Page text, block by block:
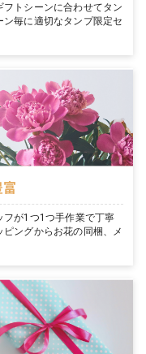
トシーンに合わせてタン
毎に適切なタンプ限定セ
フが1つ1つ手作業で丁寧
ングからお花の同梱、メ